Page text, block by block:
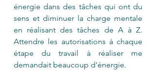
énergie dans des tâches qui ont du
sens et diminuer la charge mentale
en réalisant des tâches de A à Z.
Attendre les autorisations à chaque
étape du travail à réaliser me
demandait beaucoup d'énergie.